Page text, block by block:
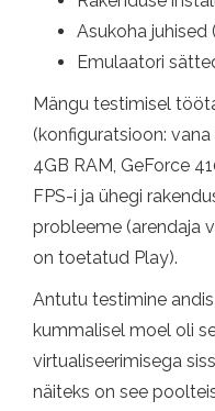
Asukoha juhised
Emulaatori
Mängu testimisel
(konfiguratsioon:
4GB RAM, GeForce
FPS-i ja ühegi
probleeme (arendaja
on toetatud Play).
Antutu testimine
kummalisel moel oli
virtualiseerimisega
näiteks on see